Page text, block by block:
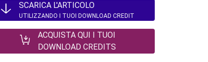
SCARICA L'ARTICOLO
UTILIZZANDO I TUOI DOWNLOAD CREDIT
ACQUISTA QUI I TUOI
DOWNLOAD CREDITS